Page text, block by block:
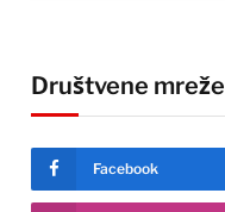
Društvene mreže
Facebook